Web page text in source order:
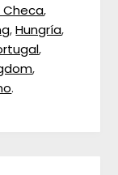
Checa,
,Hungría,
,
,
.